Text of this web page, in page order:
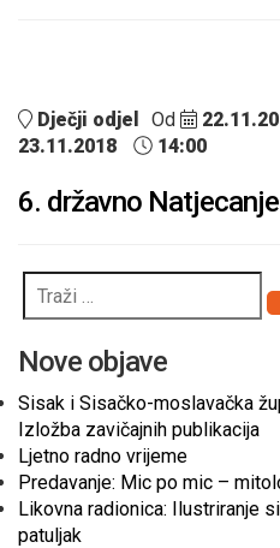
Dječji odjel Od
23.11.2018
14:00
6. državno
Nove objave
Sisak i Sisačko-moslavačka
Izložba zavičajnih publikacija
Ljetno radno vrijeme
Predavanje: Mic po mic –
Likovna radionica: Ilustriranje
patuljak